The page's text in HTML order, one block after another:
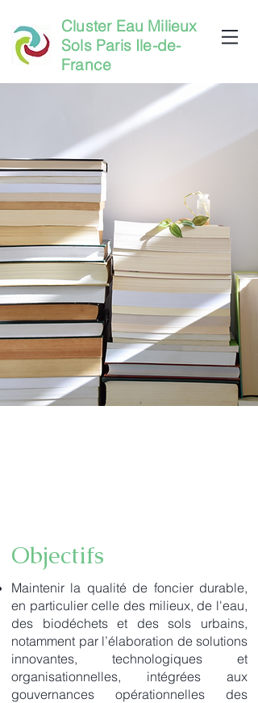
Cluster Eau Milieux
Sols Paris Ile-de-
France
Objectifs
Maintenir la qualité de foncier durable,
en particulier celle des milieux, de l'eau,
des biodéchets et des sols urbains,
notamment par l’élaboration de solutions
innovantes, technologiques et
organisationnelles, intégrées aux
gouvernances opérationnelles des